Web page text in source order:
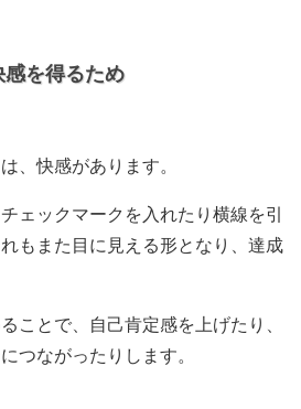
を得るため
、快感があります。
ェックマークを入れたり横線を引
もまた目に見える形となり、達成
ことで、自己肯定感を上げたり、
つながったりします。